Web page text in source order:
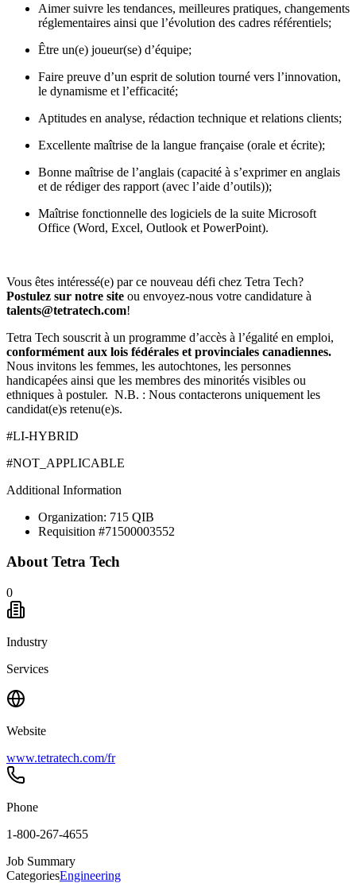
Aimer suivre les tendances, meilleures pratiques, changements
réglementaires ainsi que l’évolution des cadres référentiels;
Être un(e) joueur(se) d’équipe;
Faire preuve d’un esprit de solution tourné vers l’innovation,
le dynamisme et l’efficacité;
Aptitudes en analyse, rédaction technique et relations clients;
Excellente maîtrise de la langue française (orale et écrite);
Bonne maîtrise de l’anglais (capacité à s’exprimer en anglais
et de rédiger des rapport (avec l’aide d’outils));
Maîtrise fonctionnelle des logiciels de la suite Microsoft
Office (Word, Excel, Outlook et PowerPoint).
Vous êtes intéressé(e) par ce nouveau défi chez Tetra Tech?
Postulez sur notre site ou envoyez-nous votre candidature à
talents@tetratech.com!
Tetra Tech souscrit à un programme d’accès à l’égalité en emploi,
conformément aux lois fédérales et provinciales canadiennes.
Nous invitons les femmes, les autochtones, les personnes
handicapées ainsi que les membres des minorités visibles ou
ethniques à postuler. N.B. : Nous contacterons uniquement les
candidat(e)s retenu(e)s.
#LI-HYBRID
#NOT_APPLICABLE
Additional Information
Organization: 715 QIB
Requisition #71500003552
About Tetra Tech
0
Industry
Services
Website
www.tetratech.com/fr
Phone
1-800-267-4655
Job Summary
CategoriesEngineering